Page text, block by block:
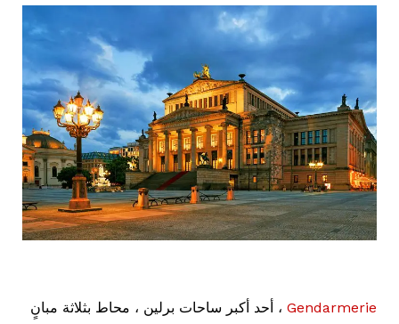
Gendarmerie ، أحد أكبر ساحات برلين ، محاط بثلاثة مبانٍ